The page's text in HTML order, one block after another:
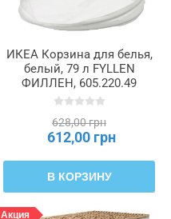
ИКЕА Корзина для белья,
белый, 79 л FYLLEN
ФИЛЛЕН, 605.220.49
628,00 грн
612,00 грн
В КОРЗИНУ
Акция